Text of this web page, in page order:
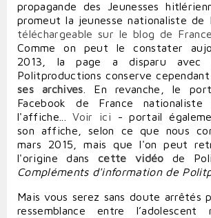
propagande des Jeunesses
promeut la jeunesse nationaliste de
téléchargeable sur le blog de
Comme on peut le constater
2013, la page a disparu avec
Politproductions conserve cependant
ses archives . En revanche, le
Facebook de France nationaliste
l'affiche...Voir ici - portail
son affiche, selon ce que nous
mars 2015, mais que l'on peut
l'originedans cette vidéo
de
Compléments d'information de
Mais vous serez sans doute arrêtés
ressemblance entre l’adolescent